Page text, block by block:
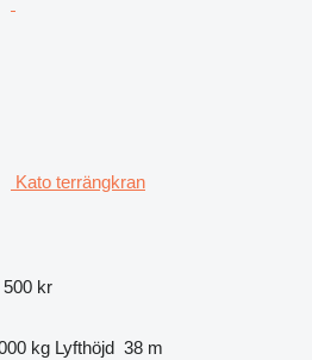
Kato terrängkran
500 kr
kg Lyfthöjd 38 m